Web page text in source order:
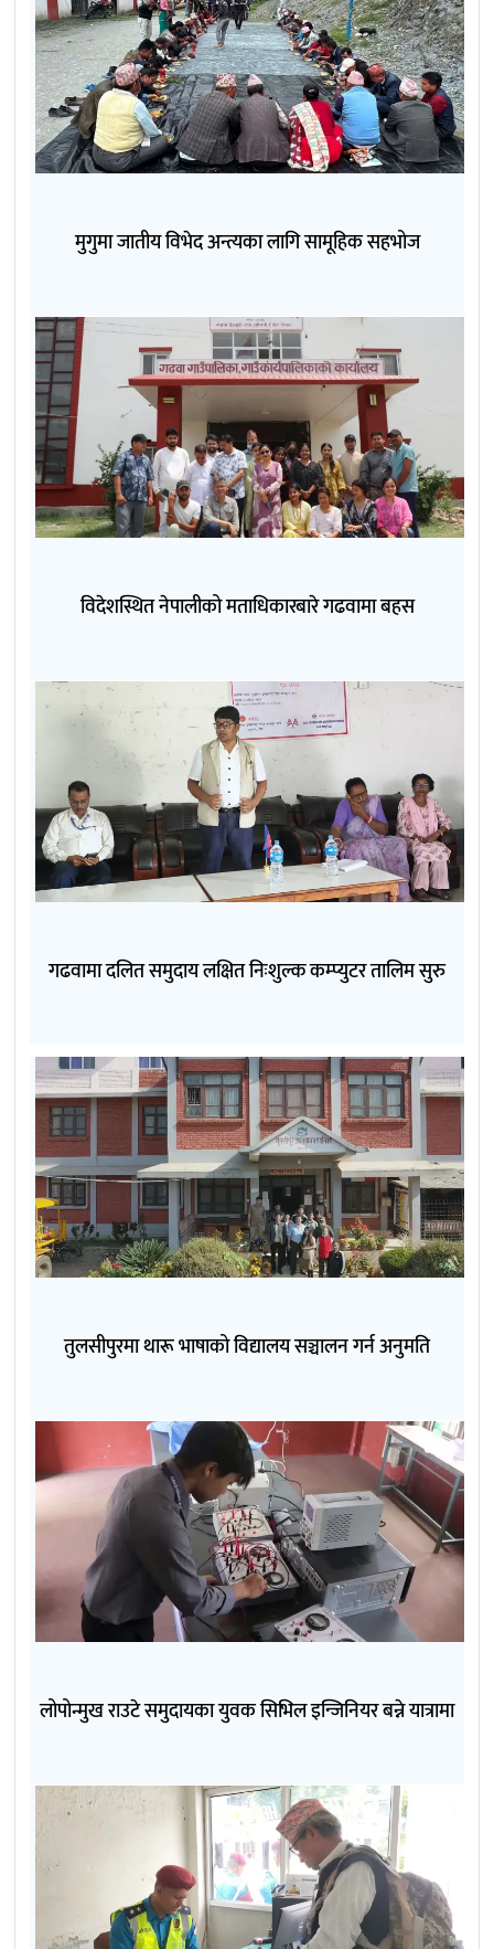
मुगुमा जातीय विभेद अन्त्यका लागि सामूहिक सहभोज
विदेशस्थित नेपालीको मताधिकारबारे गढवामा बहस
गढवामा दलित समुदाय लक्षित निःशुल्क कम्प्युटर तालिम सुरु
तुलसीपुरमा थारू भाषाको विद्यालय सञ्चालन गर्न अनुमति
लोपोन्मुख राउटे समुदायका युवक सिभिल इन्जिनियर बन्ने यात्रामा